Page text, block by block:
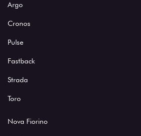
Argo
Cronos
Pulse
Fastback
Strada
Toro
Nova Fiorino